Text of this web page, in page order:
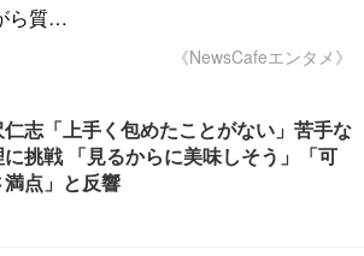
ら質…
《NewsCafeエンタメ》
志「上手く包めたことがない」苦手な
挑戦 「見るからに美味しそう」「可
点」と反響